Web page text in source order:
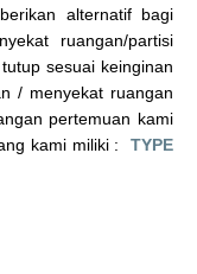
alternatif bagi
ruangan/partisi
sesuai keinginan
/ menyekat ruangan
pertemuan kami
kami miliki : TYPE